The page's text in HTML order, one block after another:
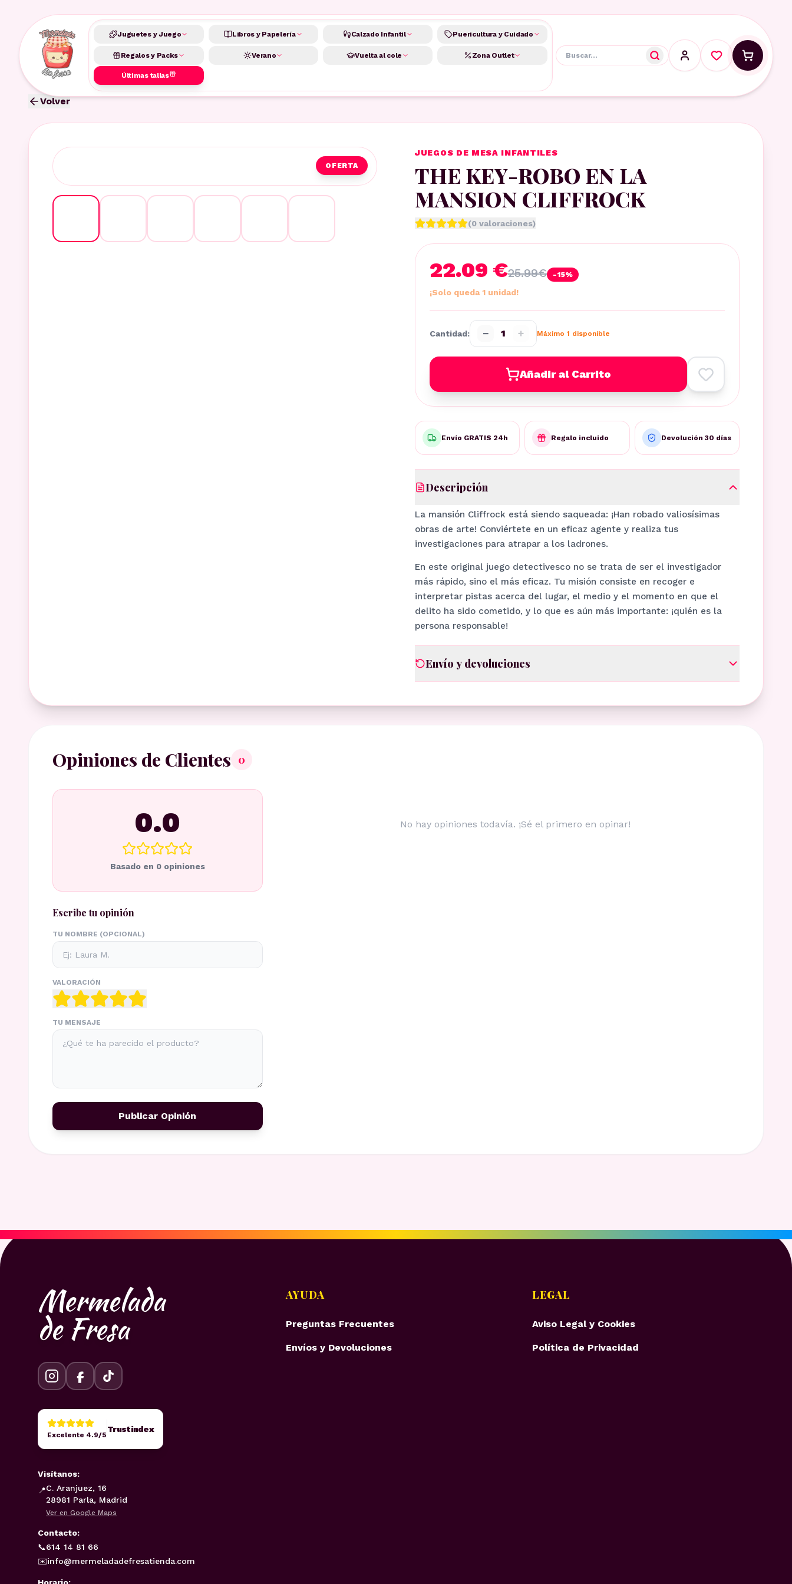
Juguetes y Juego Libros y Papelería Calzado Infantil Puericultura y Cuidado
Regalos y Packs Verano Vuelta al cole Zona Outlet
Últimas tallas
Volver
OFERTA
JUEGOS DE MESA INFANTILES
THE KEY-ROBO EN LA
MANSION CLIFFROCK
(0 valoraciones)
22.09 €25.99€ -15%
¡Solo queda 1 unidad!
Cantidad: − 1 + Máximo 1 disponible
Añadir al Carrito
Envío GRATIS 24h Regalo incluido Devolución 30 días
Descripción
La mansión Cliffrock está siendo saqueada: ¡Han robado valiosísimas
obras de arte! Conviértete en un eficaz agente y realiza tus
investigaciones para atrapar a los ladrones.
En este original juego detectivesco no se trata de ser el investigador
más rápido, sino el más eficaz. Tu misión consiste en recoger e
interpretar pistas acerca del lugar, el medio y el momento en que el
delito ha sido cometido, y lo que es aún más importante: ¡quién es la
persona responsable!
Envío y devoluciones
Opiniones de Clientes 0
0.0
Basado en 0opiniones
Escribe tu opinión
TU NOMBRE (OPCIONAL)
VALORACIÓN
TU MENSAJE
Publicar Opinión
No hay opiniones todavía. ¡Sé el primero en opinar!
Mermelada
de Fresa
Excelente 4.9/5
Trustindex
Visítanos:
📍C. Aranjuez, 16
28981 Parla, Madrid
Ver en Google Maps
Contacto:
📞614 14 81 66
✉️info@mermeladadefresatienda.com
AYUDA
Preguntas Frecuentes
Envíos y Devoluciones
LEGAL
Aviso Legal y Cookies
Política de Privacidad